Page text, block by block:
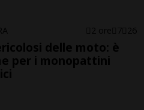
2 ore 7 26
delle moto: è
per i monopattini